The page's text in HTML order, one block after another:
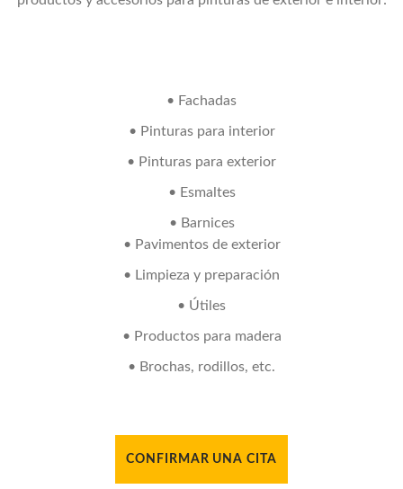
• Fachadas
• Pinturas para interior
• Pinturas para exterior
• Esmaltes
• Barnices
• Pavimentos de exterior
• Limpieza y preparación
• Útiles
• Productos para madera
• Brochas, rodillos, etc.
CONFIRMAR UNA CITA